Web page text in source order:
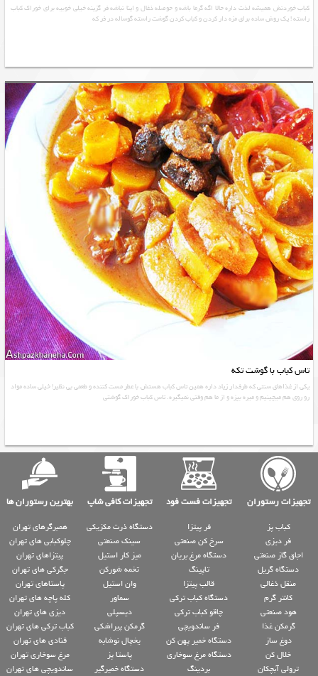
کباب خوردنش همیشه لذت داره حالا اگه گرما باشه و حوصله ذغال و اینا نباشه فر گزینه خیلی خوبیه برای خوراک کباب
راسته ! یک روش ساده برای مزه دار کردن و کباب کردن گوشت راسته گوساله در فر که
تاس کباب با گوشت تکه
یکی از غذاهای سنتی که طرفدار زیاد داره همین تاس کباب هستش با عطر مست کننده و طعمی بی نظیر! خیلی ساده مواد
رو روی هم میچینیم و میره بپزه و از ما هم وقتی نمیگیره. تاس کباب خوراک گوشتی
تجهیزات رستوران تجهیزات فست فود تجهیزات کافی شاپ بهترین رستوران ها
کباب پز
فر دیزی
اجاق گاز صنعتی
دستگاه گریل
منقل ذغالی
کانتر گرم
هود صنعتی
گرمکن غذا
دوغ ساز
خلال کن
ترولی آبچکان
فر پیتزا
سرخ کن صنعتی
دستگاه مرغ بریان
تاپینگ
قالب پیتزا
دستگاه کباب ترکی
چاقو کباب ترکی
فر ساندویچی
دستگاه خمیر پهن کن
دستگاه مرغ سوخاری
بردینگ
دستگاه ذرت مکزیکی
سینک صنعتی
میز کار استیل
تخمه شورکن
وان استیل
سماور
دیسپلی
گرمکن پیراشکی
یخچال نوشابه
پاستا پز
دستگاه خمیرگیر
همبرگرهای تهران
چلوکبابی های تهران
پیتزاهای تهران
جگرکی های تهران
پاستاهای تهران
کله پاچه های تهران
دیزی های تهران
کباب ترکی های تهران
قنادی های تهران
مرغ سوخاری تهران
ساندویچی های تهران